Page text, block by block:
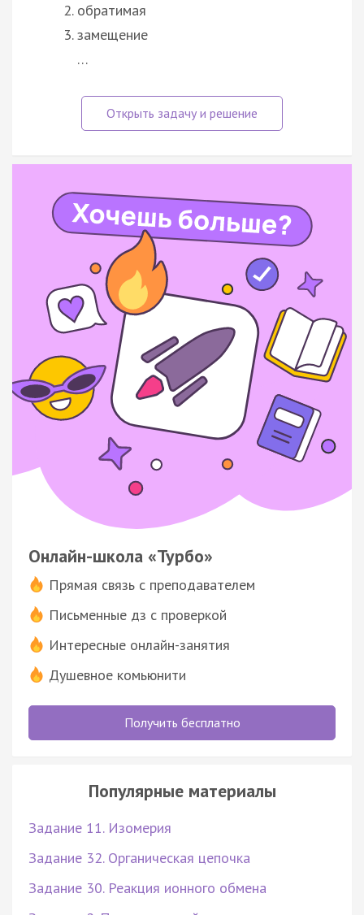
обратимая
замещение
…
Онлайн-школа «Турбо»
Прямая связь с преподавателем
Письменные дз с проверкой
Интересные онлайн-занятия
Душевное комьюнити
Получить бесплатно
Популярные материалы
Задание 11. Изомерия
Задание 32. Органическая цепочка
Задание 30. Реакция ионного обмена